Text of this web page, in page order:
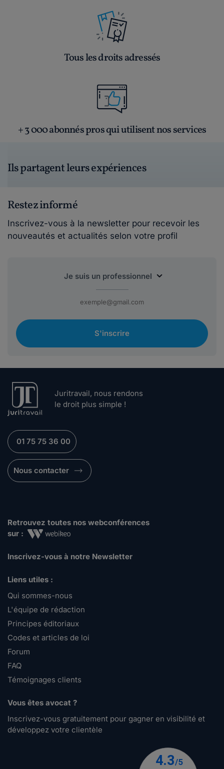
Tous les droits adressés
+ 3 000 abonnés pros qui utilisent nos services
Ils partagent leurs expériences
Restez informé
Inscrivez-vous à la newsletter pour recevoir les
nouveautés et actualités selon votre profil
S'inscrire
Juritravail, nous rendons
le droit plus simple !
01 75 75 36 00
Nous contacter
Retrouvez toutes nos webconférences
sur :
Inscrivez-vous à notre Newsletter
Liens utiles :
Qui sommes-nous
L'équipe de rédaction
Principes éditoriaux
Codes et articles de loi
Forum
FAQ
Témoignages clients
Vous êtes avocat ?
Inscrivez-vous gratuitement pour gagner en visibilité et
développez votre clientèle